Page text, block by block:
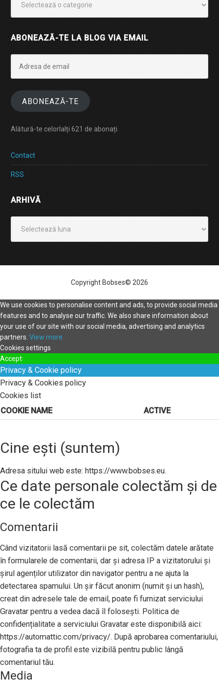
ABONEAZĂ-TE LA BLOG VIA EMAIL
email
ABONEAZĂ-TE
Alătură-te celorlalți 621 de abonați.
Contact
RSS
ARHIVĂ
Copyright Bobses© 2026
We use cookies to personalise content and ads, to provide social media
features and to analyse our traffic. We also share information about
your use of our site with our social media, advertising and analytics
partners. View more
Cookies settings
Accept
Privacy & Cookie policy
Privacy & Cookies policy
Cookies list
COOKIE NAME
ACTIVE
Cine ești (suntem)
Adresa sitului web este: https://www.bobses.eu.
Ce date personale colectăm și de
ce le colectăm
Comentarii
Când vizitatorii lasă comentarii pe sit, colectăm datele arătate
în formularele de comentarii, dar și adresa IP a vizitatorului și
șirul agenților utilizator din navigator pentru a ne ajuta la
detectarea spamului. Un șir făcut anonim (numit și un hash),
creat din adresele tale de email, poate fi furnizat serviciului
Gravatar pentru a vedea dacă îl folosești. Politica de
confidențialitate a serviciului Gravatar este disponibilă aici:
https://automattic.com/privacy/. După aprobarea comentariului,
fotografia ta de profil este vizibilă pentru public lângă
comentariul tău.
Media